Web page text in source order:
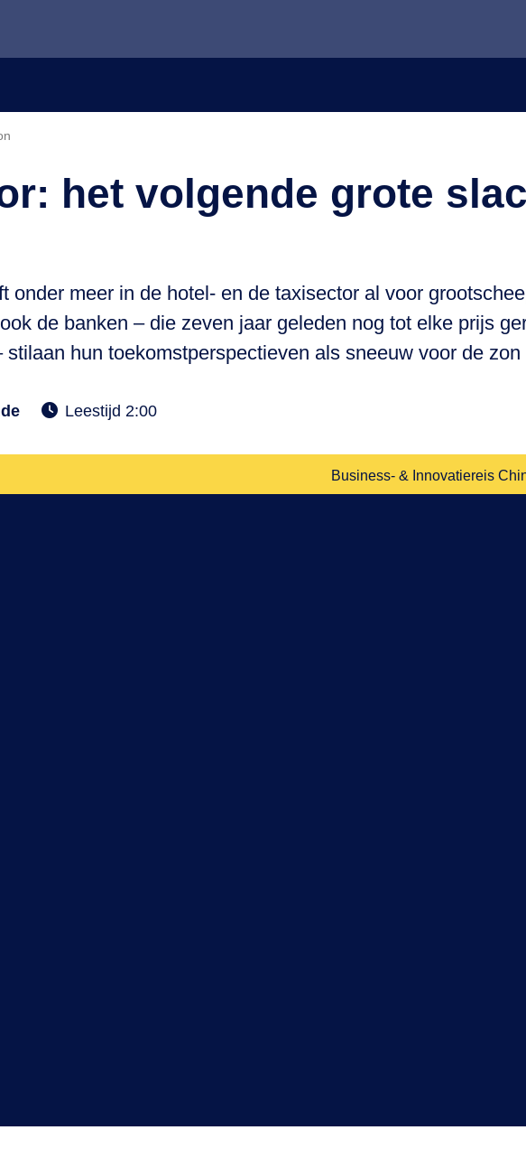
het volgende grote
onder meer in de hotel- en de taxisector al voor
de banken – die zeven jaar geleden nog tot elke prijs
hun toekomstperspectieven als sneeuw voor de
Leestijd 2:00
Business- & Innovatiereis